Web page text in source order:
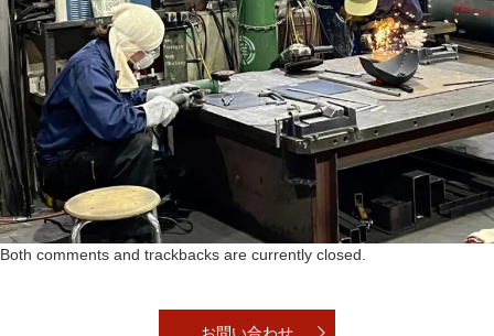
Both comments and trackbacks are currently closed.